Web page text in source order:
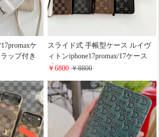
ケ
ップ付き
能 Google
ケース 蛇柄
ース 大人 可
スライド式 手帳型ケース ルイヴ
ィトンiphone17promax/17ケース
手帳型 カード収納 小銭入れ LV
ハイブランド 全機種対応ケース
GUCCI galaxy s25/s24/s23ケース ビ
ジネス風 純正レザーケース
￥6800￥8800